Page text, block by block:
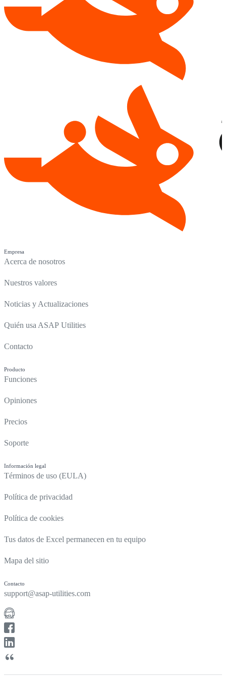
Empresa
Acerca de nosotros
Nuestros valores
Noticias y Actualizaciones
Quién usa ASAP Utilities
Contacto
Producto
Funciones
Opiniones
Precios
Soporte
Información legal
Términos de uso (EULA)
Política de privacidad
Política de cookies
Tus datos de Excel permanecen en tu equipo
Mapa del sitio
Contacto
support@asap-utilities.com